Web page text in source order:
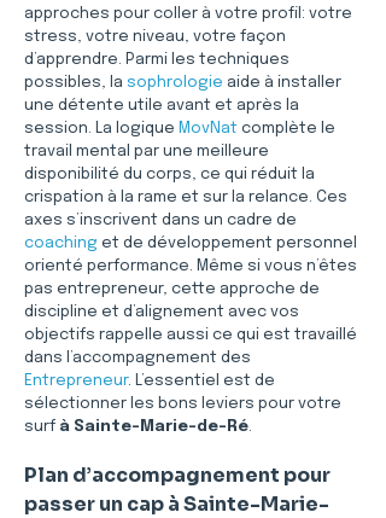
approches pour coller à votre profil: votre
stress, votre niveau, votre façon
d’apprendre. Parmi les techniques
possibles, la sophrologie aide à installer
une détente utile avant et après la
session. La logique MovNat complète le
travail mental par une meilleure
disponibilité du corps, ce qui réduit la
crispation à la rame et sur la relance. Ces
axes s’inscrivent dans un cadre de
coaching et de développement personnel
orienté performance. Même si vous n’êtes
pas entrepreneur, cette approche de
discipline et d’alignement avec vos
objectifs rappelle aussi ce qui est travaillé
dans l’accompagnement des
Entrepreneur. L’essentiel est de
sélectionner les bons leviers pour votre
surf à Sainte-Marie-de-Ré.
Plan d’accompagnement pour
passer un cap à Sainte-Marie-